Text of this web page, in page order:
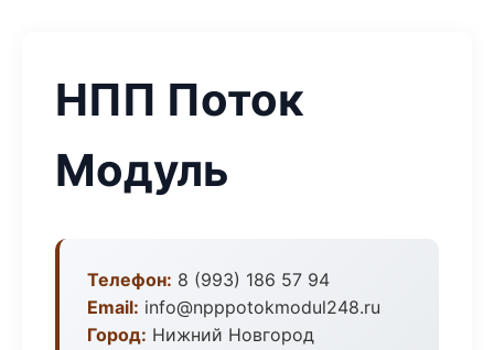
НПП Поток
Модуль
Телефон: 8 (993) 186 57 94
Email: info@npppotokmodul248.ru
Город: Нижний Новгород